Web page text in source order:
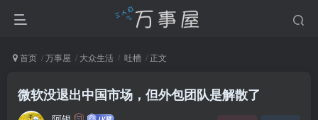
首页 万事屋 大众生活 吐槽 正文
微软没退出中国市场，但外包团队是解散了